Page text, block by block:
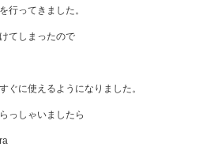
行ってきました。
てしまったので
ぐに使えるようになりました。
っしゃいましたら